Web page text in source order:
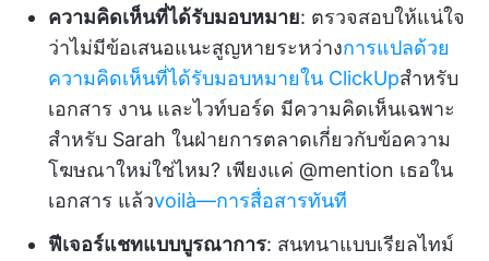
ความคิดเห็นที่ได้รับมอบหมาย: ตรวจสอบให้แน่ใจ
ว่าไม่มีข้อเสนอแนะสูญหายระหว่างการแปลด้วย
ความคิดเห็นที่ได้รับมอบหมายใน ClickUpสำหรับ
เอกสาร งาน และไวท์บอร์ด มีความคิดเห็นเฉพาะ
สำหรับ Sarah ในฝ่ายการตลาดเกี่ยวกับข้อความ
โฆษณาใหม่ใช่ไหม? เพียงแค่ @mention เธอใน
เอกสาร แล้วvoilà—การสื่อสารทันที
ฟีเจอร์แชทแบบบูรณาการ: สนทนาแบบเรียลไทม์